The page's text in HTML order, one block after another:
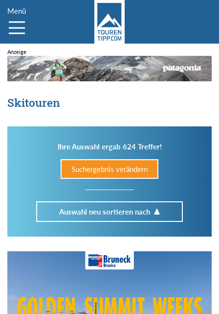
Menü
Skitouren
Ihre Auswahl ergab 624 Treffer!
Suchergebnis verändern
Auswahl neu sortieren nach
Im Tourenarchiv suchen